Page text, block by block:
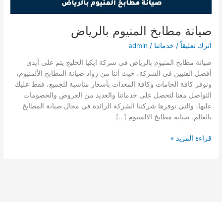
صيانة مطابخ المنيوم بالرياض
اترك تعليقاً / خدماتنا /
admin
صيانة مطابخ المنيوم بالرياض في شركة ايكيا الخليج يتم على أيدي
أفضل الفنيين في الشركة، حيث أننا من رواد صيانة المطابخ الألمنيوم،
ونوفر كافة الخامات وكافة المعدات بأسعار مناسبة للجميع، فقط عليك
التواصل معنا لتحصل على خدماتنا والعديد من العروض والخصومات
عليها، والتي توفرها شركتنا الشركة الرائدة في مجال صيانة المطابخ
بالعالم. صيانة مطابخ الالمنيوم […]
صيانة
قراءة المزيد »